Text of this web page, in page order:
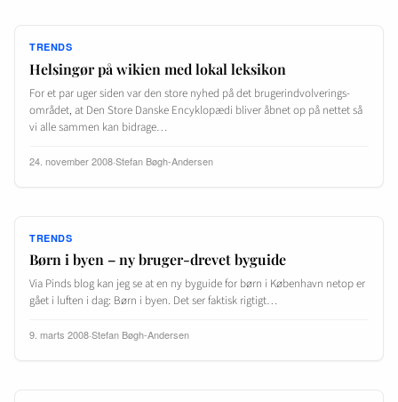
TRENDS
Helsingør på wikien med lokal leksikon
For et par uger siden var den store nyhed på det brugerindvolverings-
området, at Den Store Danske Encyklopædi bliver åbnet op på nettet så
vi alle sammen kan bidrage…
24. november 2008·Stefan Bøgh-Andersen
TRENDS
Børn i byen – ny bruger-drevet byguide
Via Pinds blog kan jeg se at en ny byguide for børn i København netop er
gået i luften i dag: Børn i byen. Det ser faktisk rigtigt…
9. marts 2008·Stefan Bøgh-Andersen